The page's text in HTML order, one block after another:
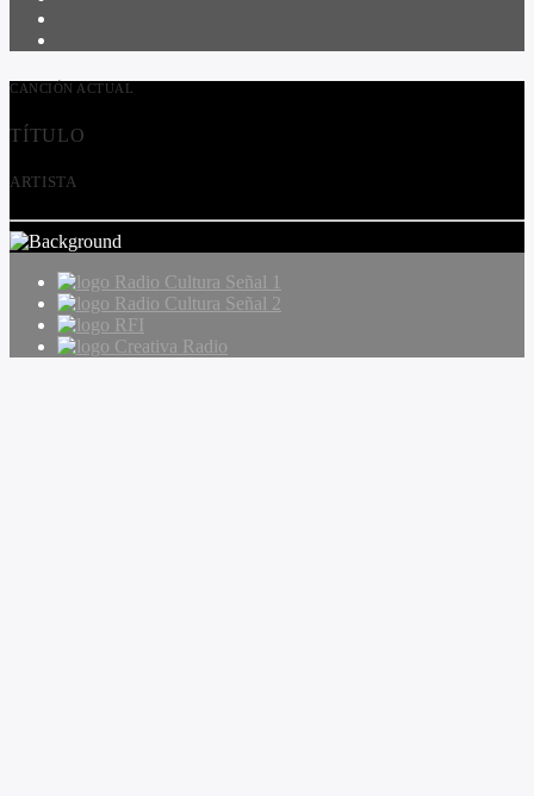
CANCIÓN ACTUAL
TÍTULO
ARTISTA
Radio Cultura Señal 1
Radio Cultura Señal 2
RFI
Creativa Radio